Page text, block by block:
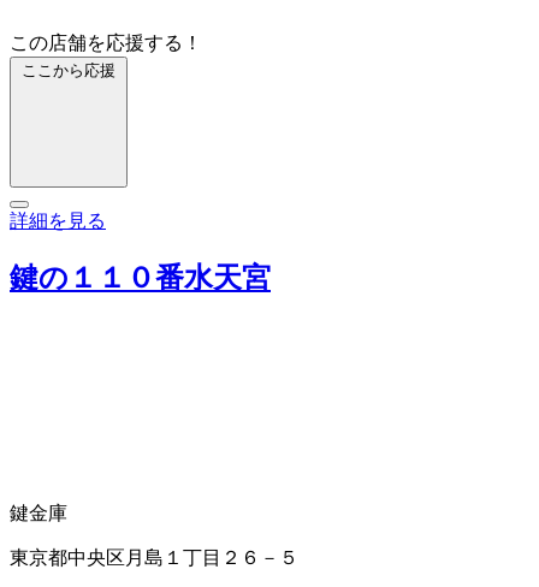
この店舗を応援する！
ここから応援
詳細を見る
鍵の１１０番水天宮
鍵金庫
東京都中央区月島１丁目２６－５